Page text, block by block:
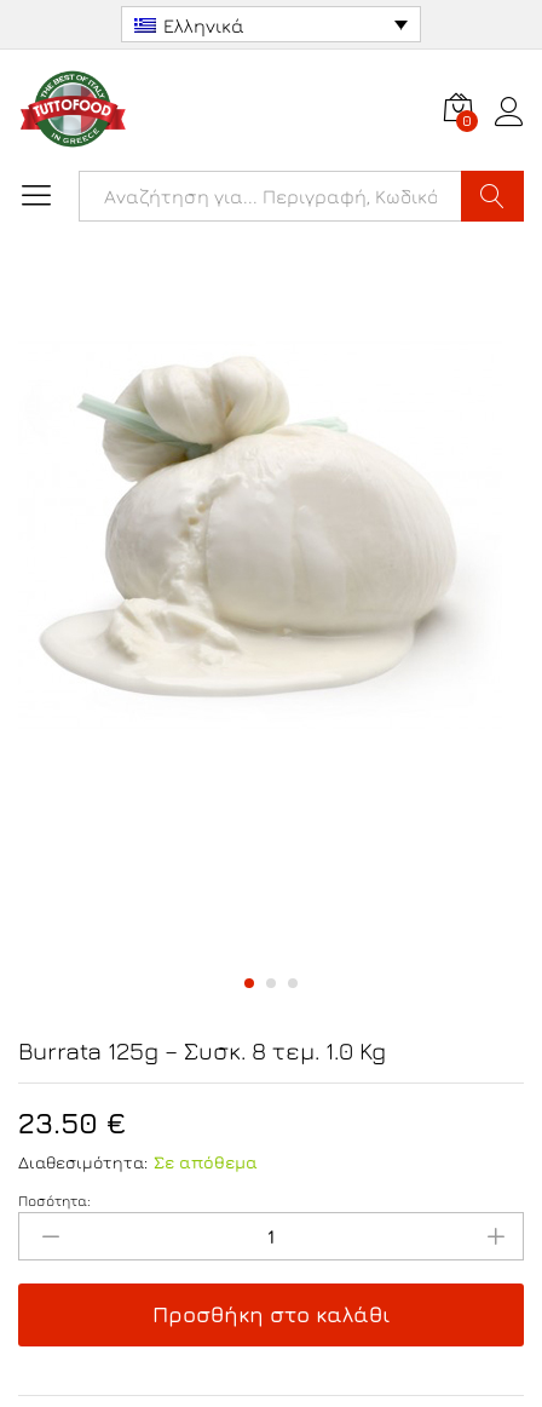
Ελληνικά
0
Burrata 125g – Συσκ. 8 τεμ. 1.0 Kg
23.50 €
Διαθεσιμότητα: Σε απόθεμα
Burrata
125g
Ποσότητα:
Προσθήκη στο καλάθι